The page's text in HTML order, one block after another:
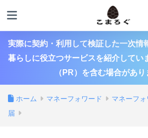
実際に契約・利用して検証した一次情
暮らしに役立つサービスを紹介してい
（PR）を含む場合があり
ホーム マネーフォワード
マネーフ
届